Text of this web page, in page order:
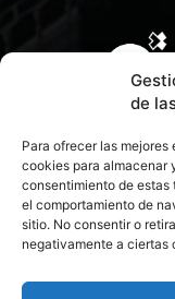
de
Para ofrecer las
cookies para almacenar
consentimiento de estas
el comportamiento de
sitio. No consentir o
negativamente a
CONTACTA CON